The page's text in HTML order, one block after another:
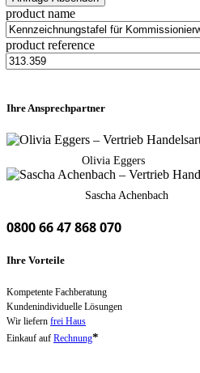
product name
product reference
Ihre Ansprechpartner
Olivia Eggers
Sascha Achenbach
0800 66 47 868 070
Ihre Vorteile
Kompetente Fachberatung
Kundenindividuelle Lösungen
Wir liefern frei Haus
Einkauf auf Rechnung*